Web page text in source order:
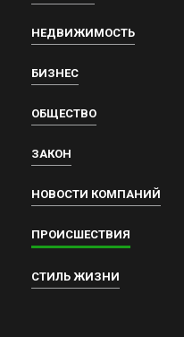
НЕДВИЖИМОСТЬ
БИЗНЕС
ОБЩЕСТВО
ЗАКОН
НОВОСТИ КОМПАНИЙ
ПРОИСШЕСТВИЯ
СТИЛЬ ЖИЗНИ